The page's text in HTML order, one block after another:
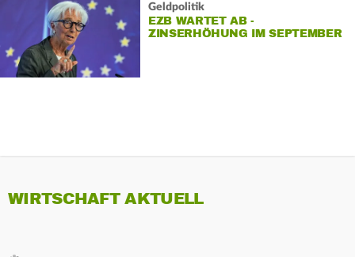
Geldpolitik
EZB WARTET AB -
ZINSERHÖHUNG IM SEPTEMBER
WIRTSCHAFT AKTUELL